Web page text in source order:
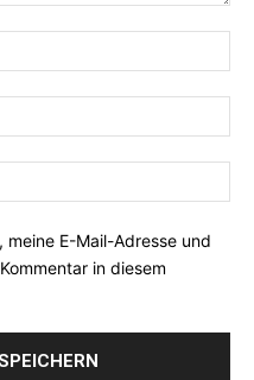
meine E-Mail-Adresse und
in diesem